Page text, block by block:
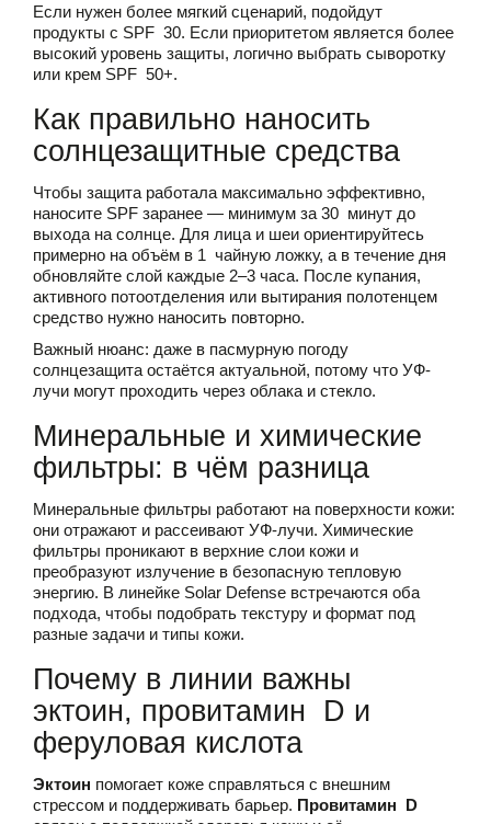
Если нужен более мягкий сценарий, подойдут
продукты с SPF 30. Если приоритетом является более
высокий уровень защиты, логично выбрать сыворотку
или крем SPF 50+.
Как правильно наносить
солнцезащитные средства
Чтобы защита работала максимально эффективно,
наносите SPF заранее — минимум за 30 минут до
выхода на солнце. Для лица и шеи ориентируйтесь
примерно на объём в 1 чайную ложку, а в течение дня
обновляйте слой каждые 2–3 часа. После купания,
активного потоотделения или вытирания полотенцем
средство нужно наносить повторно.
Важный нюанс: даже в пасмурную погоду
солнцезащита остаётся актуальной, потому что УФ-
лучи могут проходить через облака и стекло.
Минеральные и химические
фильтры: в чём разница
Минеральные фильтры работают на поверхности кожи:
они отражают и рассеивают УФ-лучи. Химические
фильтры проникают в верхние слои кожи и
преобразуют излучение в безопасную тепловую
энергию. В линейке Solar Defense встречаются оба
подхода, чтобы подобрать текстуру и формат под
разные задачи и типы кожи.
Почему в линии важны
эктоин, провитамин D и
феруловая кислота
Эктоин помогает коже справляться с внешним
стрессом и поддерживать барьер. Провитамин D